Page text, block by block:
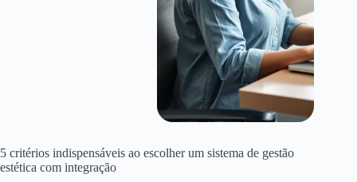
5 critérios indispensáveis ao escolher um sistema de gestão
estética com integração